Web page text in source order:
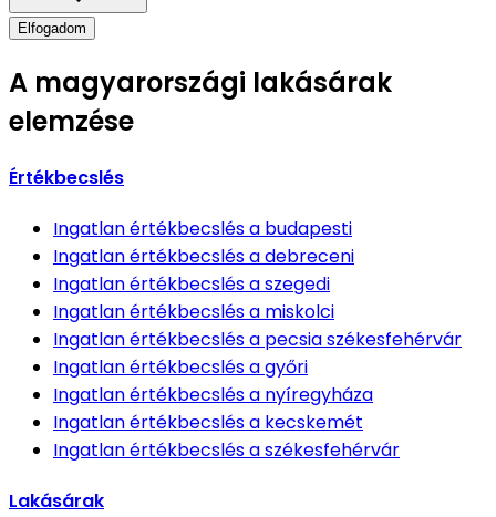
Elfogadom
A magyarországi lakásárak
elemzése
Értékbecslés
Ingatlan értékbecslésa budapesti
Ingatlan értékbecslésa debreceni
Ingatlan értékbecslésa szegedi
Ingatlan értékbecslésa miskolci
Ingatlan értékbecslésa pecsia székesfehérvár
Ingatlan értékbecslésa győri
Ingatlan értékbecslésa nyíregyháza
Ingatlan értékbecslésa kecskemét
Ingatlan értékbecslésa székesfehérvár
Lakásárak